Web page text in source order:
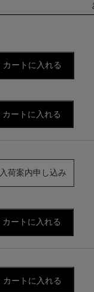
カートに入れる
カートに入れる
入荷案内申し込み
カートに入れる
カートに入れる